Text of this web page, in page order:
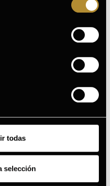
todas
selección
antiedad y un extra el
diariamente